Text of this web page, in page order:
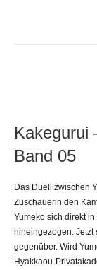
Kakegurui
Band 05
Das Duell zwischen
Zuschauerin den
Yumeko sich direkt
hineingezogen.
gegenüber. Wird
Hyakkaou-